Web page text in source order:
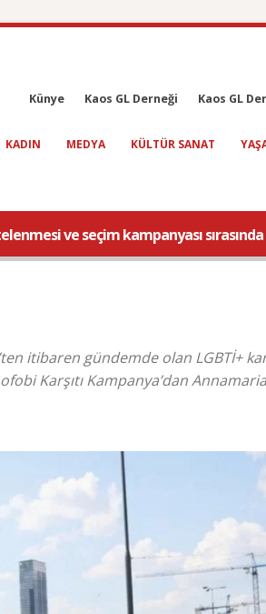
Künye Kaos GL Derneği Kaos GL
KADIN MEDYA KÜLTÜR SANAT
ve seçim kampanyası
itibaren gündemde olan LGBTİ+
Karşıtı Kampanya’dan